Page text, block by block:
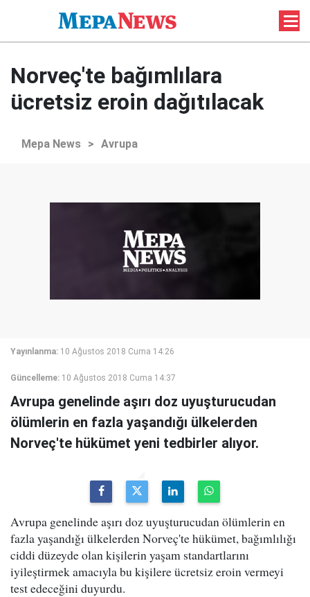
Norveç'te bağımlılara
ücretsiz eroin dağıtılacak
Mepa News > Avrupa
Yayınlanma: 10 Ağustos 2018 Cuma 14:26
Güncelleme: 10 Ağustos 2018 Cuma 14:37
Avrupa genelinde aşırı doz uyuşturucudan
ölümlerin en fazla yaşandığı ülkelerden
Norveç'te hükümet yeni tedbirler alıyor.
Avrupa genelinde aşırı doz uyuşturucudan ölümlerin en
fazla yaşandığı ülkelerden Norveç'te hükümet, bağımlılığı
ciddi düzeyde olan kişilerin yaşam standartlarını
iyileştirmek amacıyla bu kişilere ücretsiz eroin vermeyi
test edeceğini duyurdu.